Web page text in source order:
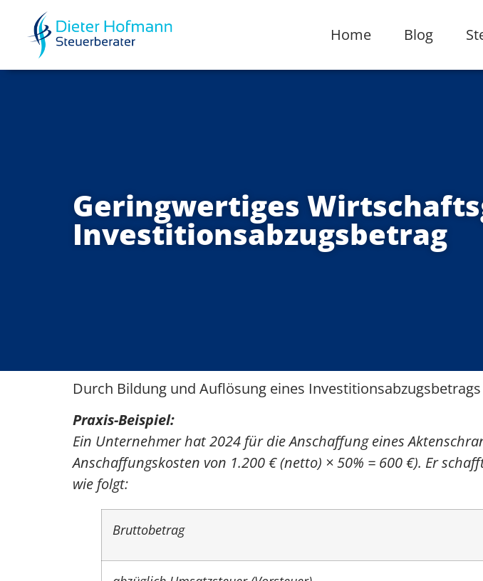
Home Blog
Geringwertiges
Investitionsabzugsbetrag
Durch Bildung und Auflösung eines
Praxis-Beispiel:
Ein Unternehmer hat 2024 für die Anschaffung eines
Anschaffungskosten von 1.200 € (netto) × 50% = 600 €). Er
wie folgt:
Bruttobetrag